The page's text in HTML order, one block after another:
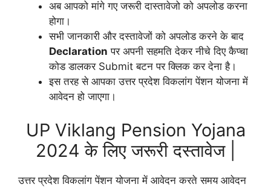
अब आपको मांगे गए जरूरी दास्तावेजो को अपलोड करना
होगा।
सभी जानकारी और दस्तावेजों को अपलोड करने के बाद
Declaration पर अपनी सहमति देकर नीचे दिए कैप्चा
कोड डालकर Submit बटन पर क्लिक कर देना है।
इस तरह से आपका उत्तर प्रदेश विकलांग पेंशन योजना में
आवेदन हो जाएगा।
UP Viklang Pension Yojana
2024 के लिए जरूरी दस्तावेज |
उत्तर प्रदेश विकलांग पेंशन योजना में आवेदन करते समय आवेदन